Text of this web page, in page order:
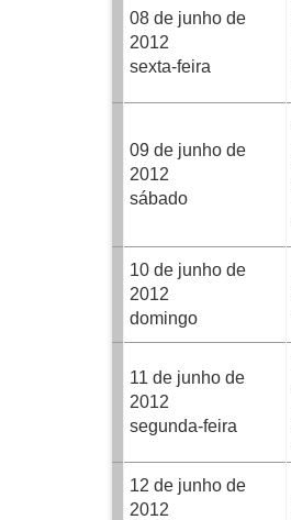
08 de junho de
2012
sexta-feira
09 de junho de
2012
sábado
10 de junho de
2012
domingo
11 de junho de
2012
segunda-feira
12 de junho de
2012